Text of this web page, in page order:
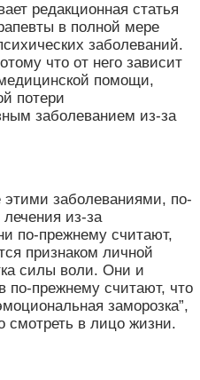
редакционная статья
в полной мере
заболеваний.
что от него зависит
помощи,
потери
заболеванием из-за
заболеваниями, по-
из-за
по-прежнему считают,
признаком личной
силы воли. Они и
по-прежнему считают, что
заморозка”,
смотреть в лицо жизни.